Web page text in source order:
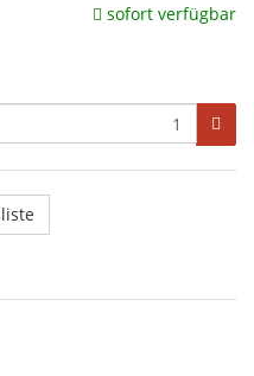
sofort verfügbar